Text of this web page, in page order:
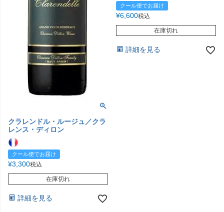
クラレンドル・ルージュ／クラ
レンス・ディロン
クール便でお届け
¥3,300税込
在庫切れ
詳細を見る
クール便でお届け
¥6,600税込
在庫切れ
詳細を見る